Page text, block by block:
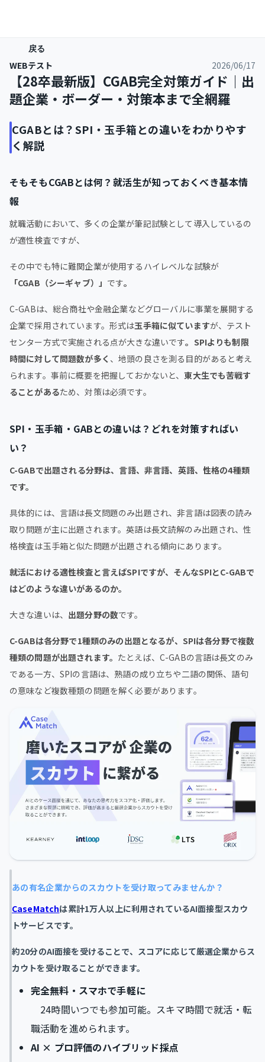
戻る
WEBテスト 2026/06/17
【28卒最新版】CGAB完全対策ガイド｜出
題企業・ボーダー・対策本まで全網羅
CGABとは？SPI・玉手箱との違いをわかりやす
く解説
そもそもCGABとは何？就活生が知っておくべき基本情
報
就職活動において、多くの企業が筆記試験として導入しているの
が適性検査ですが、
その中でも特に難関企業が使用するハイレベルな試験が
「CGAB（シーギャブ）」 です。
C-GABは、総合商社や金融企業などグローバルに事業を展開する
企業で採用されています。形式は玉手箱に似ていますが、テスト
センター方式で実施される点が大きな違いです。SPIよりも制限
時間に対して問題数が多く 、地頭の良さを測る目的があると考え
られます。事前に概要を把握しておかないと、東大生でも苦戦す
ることがあるため、対策は必須です。
SPI・玉手箱・GABとの違いは？どれを対策すればい
い？
C-GABで出題される分野は、言語、非言語、英語、性格の4種類
です。
具体的には、言語は長文問題のみ出題され、非言語は図表の読み
取り問題が主に出題されます。英語は長文読解のみ出題され、性
格検査は玉手箱と似た問題が出題される傾向にあります。
就活における適性検査と言えばSPIですが、そんなSPIとC-GABで
はどのような違いがあるのか。
大きな違いは、 出題分野の数です。
C-GABは各分野で1種類のみの出題となるが、SPIは各分野で複数
種類の問題が出題されます。 たとえば、C-GABの言語は長文のみ
である一方、SPIの言語は、熟語の成り立ちや二語の関係、語句
の意味など複数種類の問題を解く必要があります。
あの有名企業からのスカウトを受け取ってみませんか？
CaseMatchは累計1万人以上に利用されているAI面接型スカウ
トサービスです。
約20分のAI面接を受けることで、スコアに応じて厳選企業からス
カウトを受け取ることができます。
完全無料・スマホで手軽に
24時間いつでも参加可能。スキマ時間で就活・転
職活動を進められます。
AI × プロ評価のハイブリッド採点